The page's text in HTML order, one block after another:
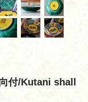
付/Kutani shall